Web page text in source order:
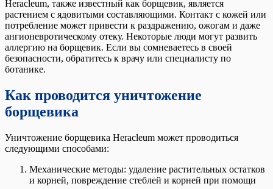
Heracleum, также известный как борщевик, является
растением с ядовитыми составляющими. Контакт с кожей или
потребление может привести к раздражению, ожогам и даже
ангионевротическому отеку. Некоторые люди могут развить
аллергию на борщевик. Если вы сомневаетесь в своей
безопасности, обратитесь к врачу или специалисту по
ботанике.
Как проводится уничтожение
борщевика
Уничтожение борщевика Heracleum может проводиться
следующими способами:
Механические методы: удаление растительных остатков
и корней, повреждение стеблей и корней при помощи